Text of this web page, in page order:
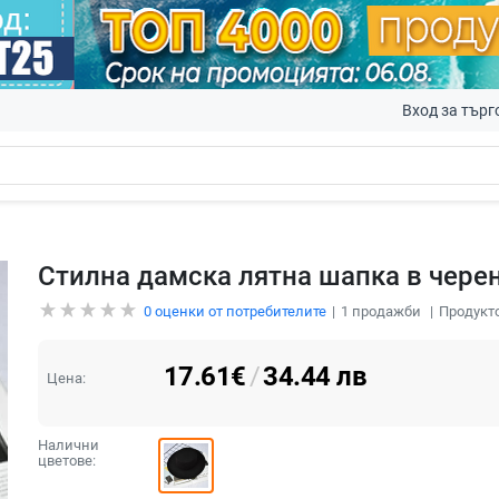
Вход за
Стилна дамска лятна шапка в
0оценки от потребителите 1 продажби
Цена: 17.61€/34.44лв
Налични
цветове: